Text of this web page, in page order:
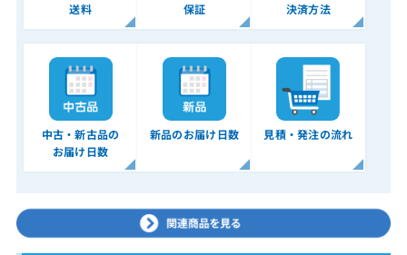
送料 保証 決済方法
中古・新古品の
お届け日数
新品のお届け日数 見積・発注の流れ